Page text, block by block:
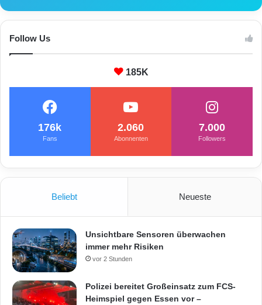
Follow Us
185K
176k
Fans
2.060
Abonnenten
7.000
Followers
Beliebt Neueste
Unsichtbare Sensoren überwachen
immer mehr Risiken
vor 2 Stunden
Polizei bereitet Großeinsatz zum FCS-
Heimspiel gegen Essen vor –